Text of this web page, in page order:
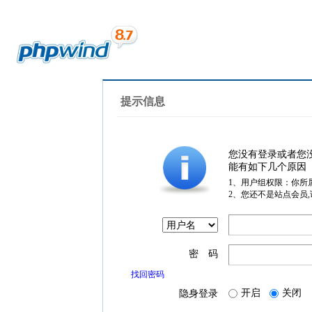
提示信息
您没有登录或者您
能有如下几个原因
1、用户组权限：你所
2、您还不是站点会员
密 码
找回密码
隐身登录 开启 关闭